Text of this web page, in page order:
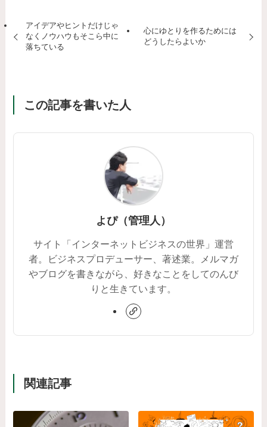
アイデアやヒントだけじゃ
なくノウハウもそこら中に
落ちている
心にゆとりを作るためには
どうしたらよいか
この記事を書いた人
よぴ（管理人）
サイト「インターネットビジネスの世界」運営
者。ビジネスプロデューサー、著述業。メルマガ
やブログを書きながら、好きなことをしてのんび
りと生きています。
関連記事